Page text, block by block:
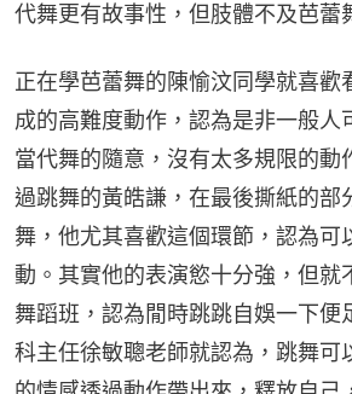
代舞更有故事性，但肢體不及芭蕾
正在學芭蕾舞的陳愉汶同學就喜歡
成的高難度動作，認為是非一般人
當代舞的隨意，沒有太多規限的動
過跳舞的黃皓謙，在最後撕紙的部
舞，他尤其喜歡這個環節，認為可
動。其實他的表演慾十分強，但就
舞蹈班，認為閒時跳跳自娛一下便
科主任徐敏聰老師就認為，跳舞可